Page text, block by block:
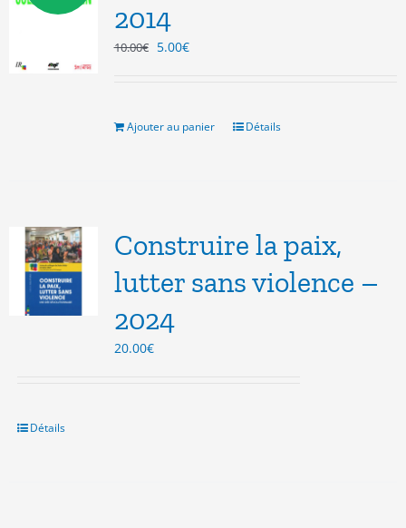
2014
10.00€ Le
10.00€.
5.00€Le
5.00€.
Ajouter au panier Détails
Construire la paix,
lutter sans violence –
2024
20.00€
Détails